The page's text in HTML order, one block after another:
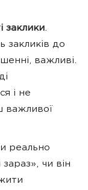
заклики.
закликів до
важливі.
і не
важливої
реально
чи він